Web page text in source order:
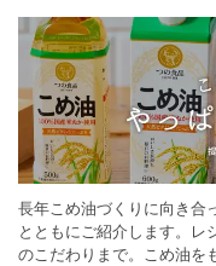
長年こめ油づくりに向き合
とともにご紹介します。レ
のこだわりまで。こめ油を